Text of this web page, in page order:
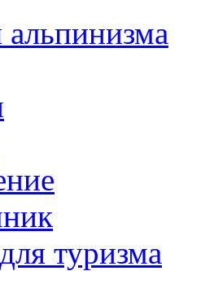
туризма